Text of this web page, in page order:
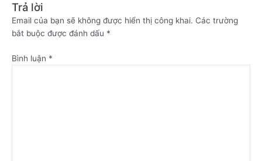
Trả lời
Email của bạn sẽ không được hiển thị công khai. Các trường
bắt buộc được đánh dấu *
Bình luận *